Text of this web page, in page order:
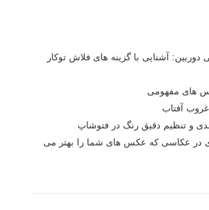
آشنایی با گزینه های فلاش توکار
های مفهومی
آفتاب
در عکاسی که عکس های شما را بهتر می